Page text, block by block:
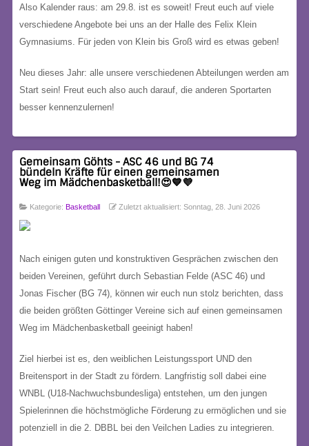
Also Kalender raus: am 29.8. ist es soweit! Freut euch auf viele
verschiedene Angebote bei uns an der Halle des Felix Klein
Gymnasiums. Für jeden von Klein bis Groß wird es etwas geben!
Neu dieses Jahr: alle unsere verschiedenen Abteilungen werden am
Start sein! Freut euch also auch darauf, die anderen Sportarten
besser kennenzulernen!
Gemeinsam Göhts - ASC 46 und BG 74
bündeln Kräfte für einen gemeinsamen
Weg im Mädchenbasketball!😍💙💜
Kategorie: Basketball Zuletzt aktualisiert: Sonntag, 28. Juni 2026
Nach einigen guten und konstruktiven Gesprächen zwischen den
beiden Vereinen, geführt durch Sebastian Felde (ASC 46) und
Jonas Fischer (BG 74), können wir euch nun stolz berichten, dass
die beiden größten Göttinger Vereine sich auf einen gemeinsamen
Weg im Mädchenbasketball geeinigt haben!
Ziel hierbei ist es, den weiblichen Leistungssport UND den
Breitensport in der Stadt zu fördern. Langfristig soll dabei eine
WNBL (U18-Nachwuchsbundesliga) entstehen, um den jungen
Spielerinnen die höchstmögliche Förderung zu ermöglichen und sie
potenziell in die 2. DBBL bei den Veilchen Ladies zu integrieren.